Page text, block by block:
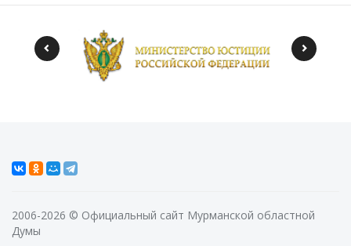
2006-2026 © Официальный сайт Мурманской областной
Думы